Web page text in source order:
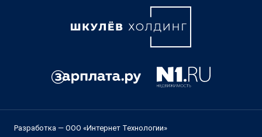
Разработка — ООО «Интернет Технологии»